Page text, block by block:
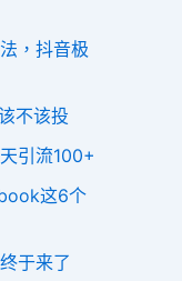
，抖音极
不该投
引流100+
这6个
于来了